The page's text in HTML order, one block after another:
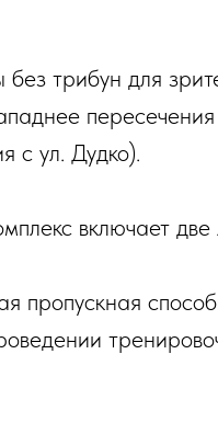
трибун для
с ул. Дудко).
включает
пропускная